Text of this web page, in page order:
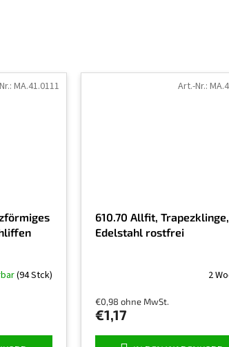
(94 Stck)
MA.41.0111
610.70 Allfit, Trapezklinge,
Edelstahl rostfrei
2
€0,98 ohne MwSt.
€1,17
Art.-Nr.: